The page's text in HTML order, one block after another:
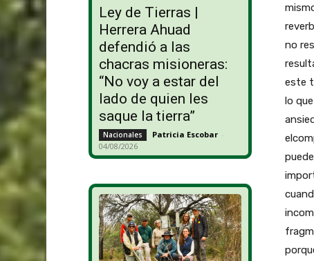
Ley de Tierras |
Herrera Ahuad
defendió a las
chacras misioneras:
“No voy a estar del
lado de quien les
saque la tierra”
Nacionales Patricia Escobar -
04/08/2026
no
este
lo